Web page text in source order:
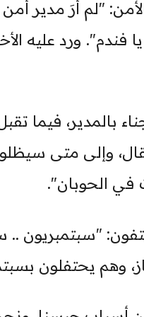
"لم أرَ مدير
ورد عليه
بالمدير،
وإلى متى
في الحوبان".
"سبتمبريون ..
وهم يحتفلون